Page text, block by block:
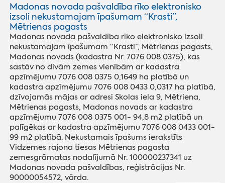
Madonas novada pašvaldība rīko elektronisko
izsoli nekustamajam īpašumam “Krasti”,
Mētrienas pagasts
Madonas novada pašvaldība rīko elektronisko izsoli
nekustamajam īpašumam “Krasti”, Mētrienas pagasts,
Madonas novads (kadastra Nr. 7076 008 0375), kas
sastāv no divām zemes vienībām ar kadastra
apzīmējumu 7076 008 0375 0,1649 ha platībā un
kadastra apzīmējumu 7076 008 0433 0,0317 ha platībā,
dzīvojamās mājas ar adresi Skolas iela 9, Mētriena,
Mētrienas pagasts, Madonas novads ar kadastra
apzīmējumu 7076 008 0375 001- 94,8 m2 platībā un
palīgēkas ar kadastra apzīmējumu 7076 008 0433 001-
99 m2 platībā. Nekustamais īpašums ierakstīts
Vidzemes rajona tiesas Mētrienas pagasta
zemesgrāmatas nodalījumā Nr. 100000237341 uz
Madonas novada pašvaldības, reģistrācijas Nr.
90000054572, vārda.